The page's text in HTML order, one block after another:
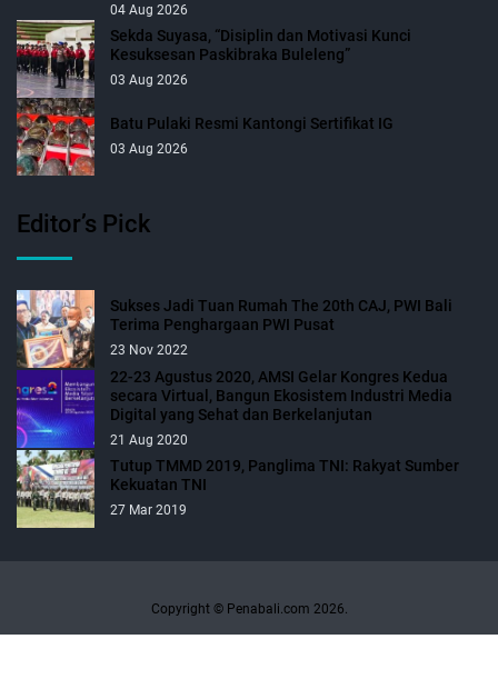
04 Aug 2026
Sekda Suyasa, “Disiplin dan Motivasi Kunci
Kesuksesan Paskibraka Buleleng”
03 Aug 2026
Batu Pulaki Resmi Kantongi Sertifikat IG
03 Aug 2026
Editor’s Pick
Sukses Jadi Tuan Rumah The 20th CAJ, PWI Bali
Terima Penghargaan PWI Pusat
23 Nov 2022
22-23 Agustus 2020, AMSI Gelar Kongres Kedua
secara Virtual, Bangun Ekosistem Industri Media
Digital yang Sehat dan Berkelanjutan
21 Aug 2020
Tutup TMMD 2019, Panglima TNI: Rakyat Sumber
Kekuatan TNI
27 Mar 2019
Copyright © Penabali.com 2026.